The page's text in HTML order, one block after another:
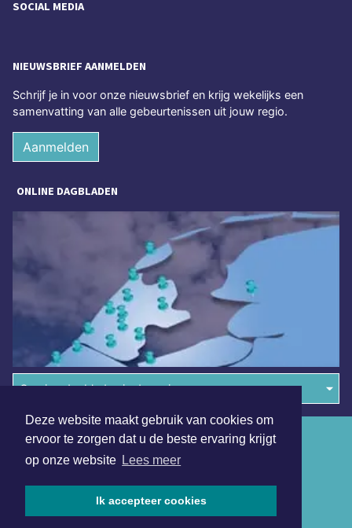
Deze website maakt gebruik van cookies om
ervoor te zorgen dat u de beste ervaring krijgt
op onze website Lees meer
Ik accepteer cookies
SOCIAL MEDIA
NIEUWSBRIEF AANMELDEN
Schrijf je in voor onze nieuwsbrief en krijg wekelijks een
samenvatting van alle gebeurtenissen uit jouw regio.
Aanmelden
ONLINE DAGBLADEN
Overige dagbladen in de regio
Algemene voorwaarden
Disclaimer